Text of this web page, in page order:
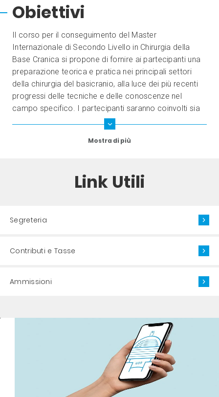
Obiettivi
Il corso per il conseguimento del Master
Internazionale di Secondo Livello in Chirurgia della
Base Cranica si propone di fornire ai partecipanti una
preparazione teorica e pratica nei principali settori
della chirurgia del basicranio, alla luce dei più recenti
progressi delle tecniche e delle conoscenze nel
campo specifico. I partecipanti saranno coinvolti sia
nella fase di valutazione diagnostica sia nei percorsi
Mostra di più
Link Utili
Segreteria
Contributi e Tasse
Ammissioni